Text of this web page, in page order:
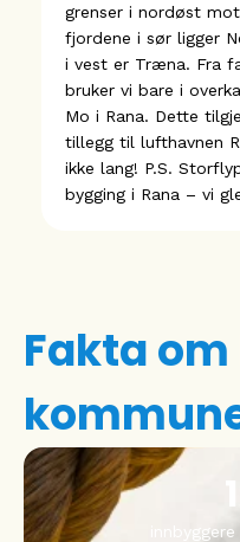
grenser i nordøst
fjordene i sør ligger
i vest er Træna. Fra
bruker vi bare i
Mo i Rana. Dette
tillegg til lufthavnen
ikke lang! P.S.
bygging i Rana – vi
Fakta